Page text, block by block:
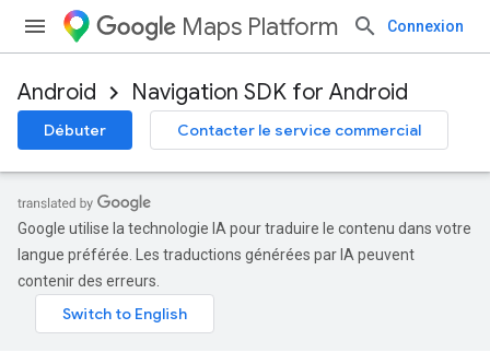
Maps Platform Connexion
Android Navigation SDK for Android
Débuter Contacter le service commercial
Google utilise la technologie IA pour traduire le contenu dans votre
langue préférée. Les traductions générées par IA peuvent
contenir des erreurs.